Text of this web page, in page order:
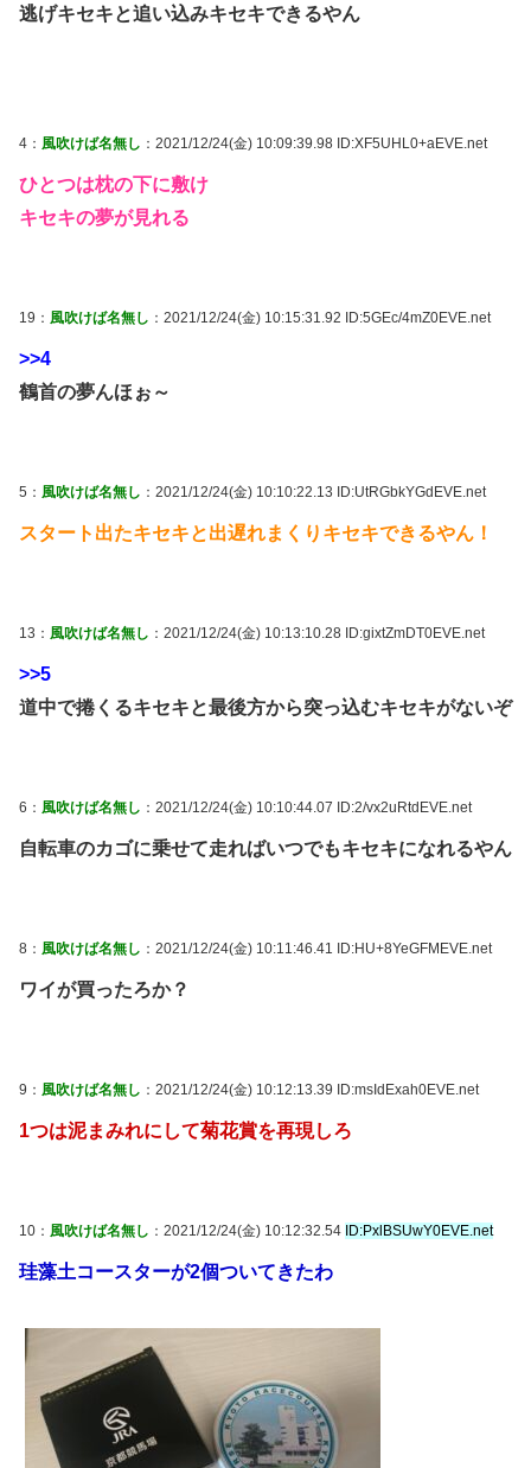
逃げキセキと追い込みキセキできるやん
4： 風吹けば名無し ：2021/12/24(金) 10:09:39.98 ID:XF5UHL0+aEVE.net
ひとつは枕の下に敷け
キセキの夢が見れる
19： 風吹けば名無し ：2021/12/24(金) 10:15:31.92 ID:5GEc/4mZ0EVE.net
>>4
鶴首の夢んほぉ～
5： 風吹けば名無し ：2021/12/24(金) 10:10:22.13 ID:UtRGbkYGdEVE.net
スタート出たキセキと出遅れまくりキセキできるやん！
13： 風吹けば名無し ：2021/12/24(金) 10:13:10.28 ID:gixtZmDT0EVE.net
>>5
道中で捲くるキセキと最後方から突っ込むキセキがないぞ
6： 風吹けば名無し ：2021/12/24(金) 10:10:44.07 ID:2/vx2uRtdEVE.net
自転車のカゴに乗せて走ればいつでもキセキになれるやん
8： 風吹けば名無し ：2021/12/24(金) 10:11:46.41 ID:HU+8YeGFMEVE.net
ワイが買ったろか？
9： 風吹けば名無し ：2021/12/24(金) 10:12:13.39 ID:msIdExah0EVE.net
1つは泥まみれにして菊花賞を再現しろ
10： 風吹けば名無し ：2021/12/24(金) 10:12:32.54 ID:PxlBSUwY0EVE.net
珪藻土コースターが2個ついてきたわ